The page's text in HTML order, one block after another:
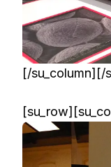
[/su_column][/